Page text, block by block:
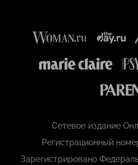
Сетевое издание
Регистрационный
Зарегистрировано